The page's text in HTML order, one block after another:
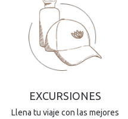
EXCURSIONES
Llena tu viaje con las mejores